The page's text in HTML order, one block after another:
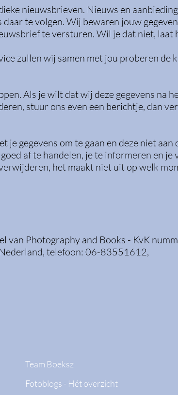
nieuwsbrieven. Nieuws en
te volgen. Wij bewaren jouw
te versturen. Wil je dat niet, laat
zullen wij samen met jou proberen de
Als je wilt dat wij deze gegevens na
stuur ons even een berichtje, dan
gegevens om te gaan en deze niet
af te handelen, je te informeren en
het maakt niet uit op welk
van Photography and Books - KvK
telefoon: 06-83551612,
Team Boeksz
Fotoblogs - Hét overzicht